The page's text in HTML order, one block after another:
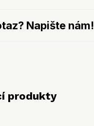
Napište nám!
produkty